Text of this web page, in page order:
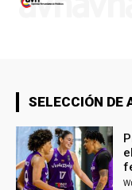
SELECCIÓN DE